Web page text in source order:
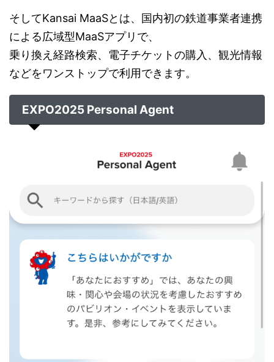
そしてKansai MaaSとは、国内初の鉄道事業者連携
による広域型MaaSアプリで、
乗り換え経路検索、電子チケットの購入、観光情報
などをワンストップで利用できます。
EXPO2025 Personal Agent